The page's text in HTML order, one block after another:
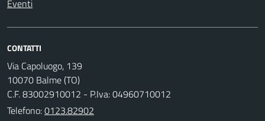
Eventi
CONTATTI
Via Capoluogo, 139
10070 Balme (TO)
C.F. 83002910012 - P.Iva: 04960710012
Telefono:0123.82902